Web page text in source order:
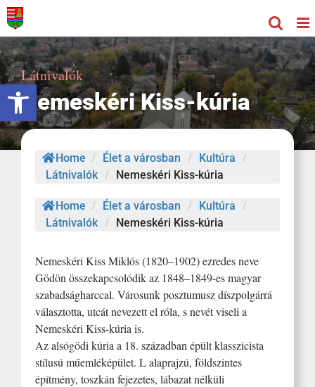
Eszköztár megnyitása
Kihagyás
Látnivalók
Nemeskéri Kiss-kúria
Home / Élet a városban / Kultúra
/
Látnivalók / Nemeskéri Kiss-kúria
Home / Élet a városban / Kultúra
/
Látnivalók / Nemeskéri Kiss-kúria
Nemeskéri Kiss Miklós (1820–1902) ezredes neve
Gödön összekapcsolódik az 1848–1849-es magyar
szabadságharccal. Városunk posztumusz díszpolgárrá
választotta, utcát nevezett el róla, s nevét viseli a
Nemeskéri Kiss-kúria is.
Az alsógödi kúria a 18. században épült klasszicista
stílusú műemléképület. L alaprajzú, földszintes
építmény, toszkán fejezetes, lábazat nélküli